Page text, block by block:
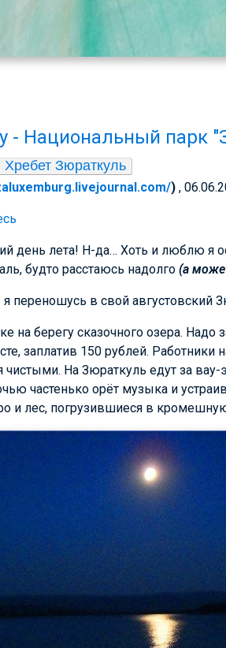
- Национальный парк
Хребет Зюраткуль
) ,
день лета! Н-да… Хоть и люблю я
будто расстаюсь надолго (а
переношусь в свой августовский
на берегу сказочного озера. Надо
заплатив 150 рублей.
чистыми. На Зюраткуль едут за
частенько орёт музыка и
и лес, погрузившиеся в